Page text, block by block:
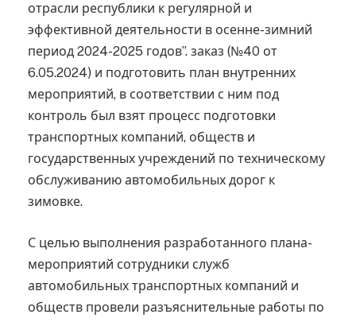
отрасли республики к регулярной и
эффективной деятельности в осенне-зимний
период 2024-2025 годов”. заказ (№40 от
6.05.2024) и подготовить план внутренних
мероприятий, в соответствии с ним под
контроль был взят процесс подготовки
транспортных компаний, обществ и
государственных учреждений по техническому
обслуживанию автомобильных дорог к
зимовке.
С целью выполнения разработанного плана-
мероприятий сотрудники служб
автомобильных транспортных компаний и
обществ провели разъяснительные работы по